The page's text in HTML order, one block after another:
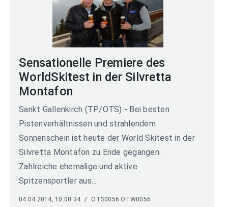
Sensationelle Premiere des
WorldSkitest in der Silvretta
Montafon
Sankt Gallenkirch (TP/OTS) - Bei besten
Pistenverhältnissen und strahlendem
Sonnenschein ist heute der World Skitest in der
Silvretta Montafon zu Ende gegangen.
Zahlreiche ehemalige und aktive
Spitzensportler aus...
04.04.2014, 10:00:34 / OTS0056 OTW0056